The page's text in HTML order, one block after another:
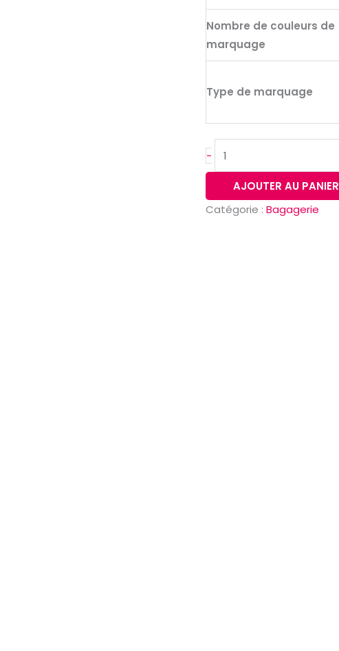
Nombre de couleurs de
marquage
Type de marquage
-
AJOUTER AU PANIER
Catégorie :Bagagerie